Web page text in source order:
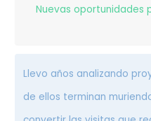
Nuevas oportunidades
Llevo años analizando
de ellos terminan